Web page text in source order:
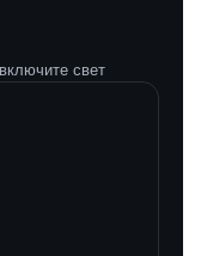
свет